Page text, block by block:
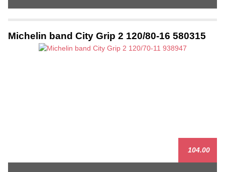
Michelin band City Grip 2 120/80-16 580315
104.00